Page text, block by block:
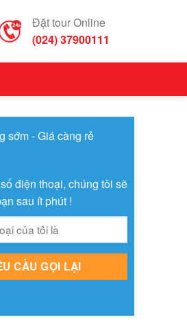
Đặt tour Online
(024) 37900111
sớm - Giá càng rẻ
điện thoại, chúng tôi sẽ
sau ít phút !